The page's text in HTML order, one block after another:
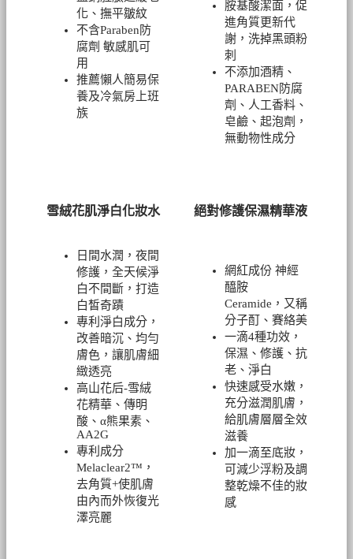
化、撫平皺紋
不含Paraben防
腐劑 敏感肌可
用
推薦懶人簡易保
養及冷氣房上班
族
胺基酸潔面，促
進角質更新代
謝，洗掉黑頭粉
刺
不添加酒精、
PARABEN防腐
劑、人工香料、
皂鹼、起泡劑，
無動物性成分
雪絨花肌淨白化妝水 絕對修護保濕精華液
日間水潤，夜間
修護，全天候淨
白不間斷，打造
白皙奇蹟
專利淨白成分，
改善暗沉、均勻
膚色，讓肌膚細
緻透亮
高山花后-雪絨
花精華、傳明
酸、α熊果素、
AA2G
專利成分
Melaclear2™，
去角質+使肌膚
由內而外恢復光
澤亮麗
網紅成份 神經
醯胺
Ceramide，又稱
分子酊、賽絡美
一滴4種功效，
保濕、修護、抗
老、淨白
快速感受水嫩，
充分滋潤肌膚，
給肌膚層層全效
滋養
加一滴至底妝，
可減少浮粉及調
整乾燥不佳的妝
感